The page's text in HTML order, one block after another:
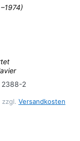
2388-2
Versandkosten